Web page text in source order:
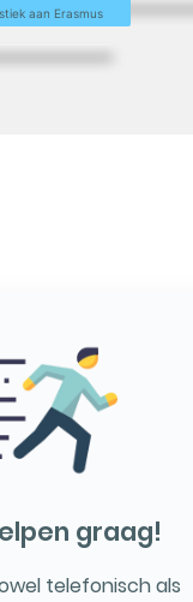
aan Erasmus
graag!
telefonisch als